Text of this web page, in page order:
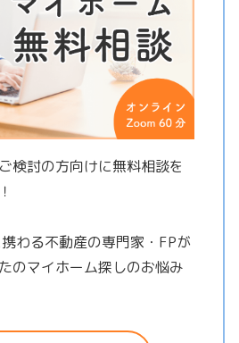
検討の方向けに無料相談を
わる不動産の専門家・FPが
のマイホーム探しのお悩み